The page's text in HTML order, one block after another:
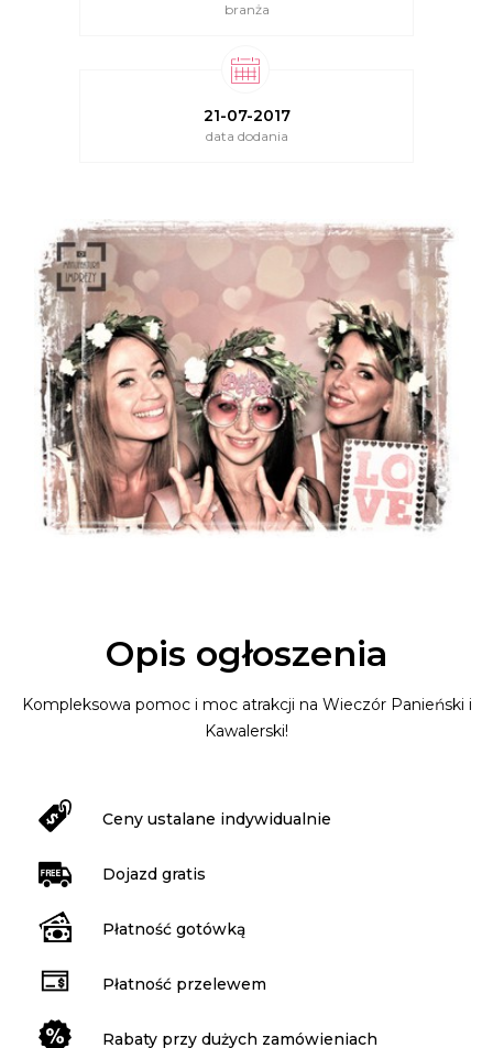
branża
21-07-2017
data dodania
Opis ogłoszenia
Kompleksowa pomoc i moc atrakcji na Wieczór Panieński i
Kawalerski!
Ceny ustalane indywidualnie
Dojazd gratis
Płatność gotówką
Płatność przelewem
Rabaty przy dużych zamówieniach